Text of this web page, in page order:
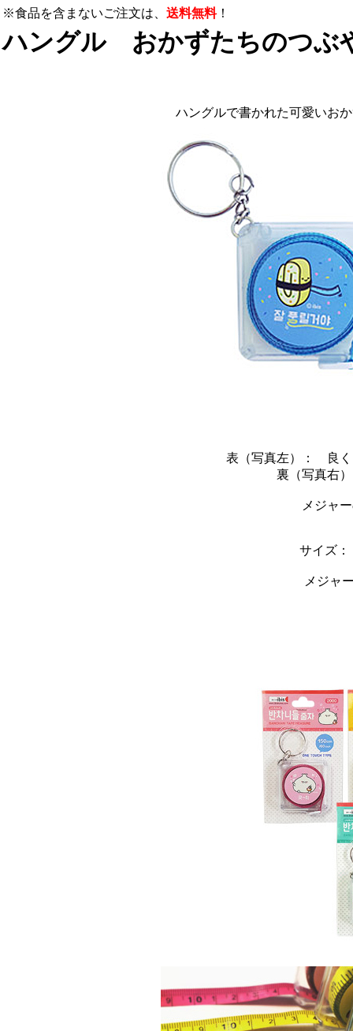
※食品を含まないご注文は、 送料無料！
ハングル おかずたちのつぶ
ハングルで書かれた可愛いお
表（写真左）： 良
裏（写真右
メジャ
サイズ
メジャ